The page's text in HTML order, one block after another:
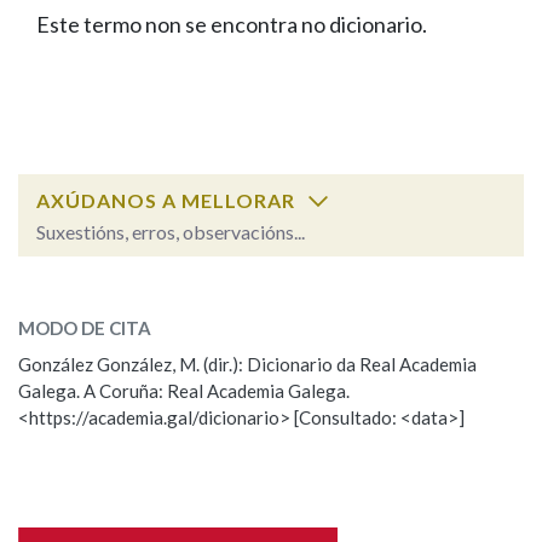
FIGURAS HOMENAXEADAS
PORTAL DAS PALABRAS
Facebook
TwitterYoutubeInstagram
Bluesky
BUSCAR NOS LEMAS
Remata por
BUSCAR NO CONTIDO
Nas definicións
Este termo non se encontra no dicionario.
AXÚDANOS A MELLORAR
Suxestións, erros, observacións...
Observación
Nome
MODO DE CITA
González González, M. (dir.): Dicionario da Real Academia
Galega. A Coruña: Real Academia Galega.
<https://academia.gal/dicionario> [Consultado: <data>]